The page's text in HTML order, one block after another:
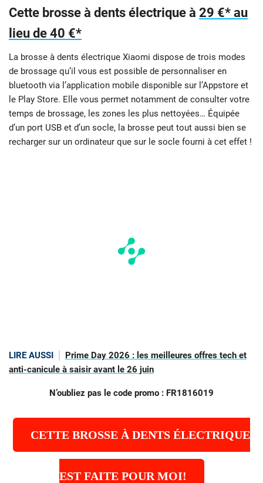
Cette brosse à dents électrique à 29 €* au
lieu de 40 €*
La brosse à dents électrique Xiaomi dispose de trois modes
de brossage qu’il vous est possible de personnaliser en
bluetooth via l’application mobile disponible sur l’Appstore et
le Play Store. Elle vous permet notamment de consulter votre
temps de brossage, les zones les plus nettoyées… Équipée
d’un port USB et d’un socle, la brosse peut tout aussi bien se
recharger sur un ordinateur que sur le socle fourni à cet effet !
LIRE AUSSI
Prime Day 2026 : les meilleures offres tech et
anti-canicule à saisir avant le 26 juin
N’oubliez pas le code promo : FR1816019
CETTE BROSSE À DENTS ÉLECTRIQUE
EST FAITE POUR MOI!